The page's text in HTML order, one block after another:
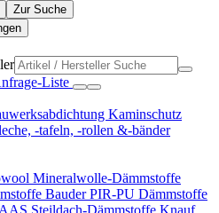
Zur Suche
Liste
Kaminschutz
-tafeln, -rollen &-bänder
Mineralwolle-Dämmstoffe
Bauder PIR-PU Dämmstoffe
Steildach-Dämmstoffe Knauf